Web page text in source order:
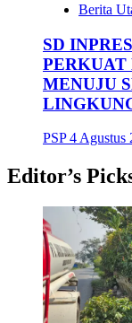
Berita
SD
MENUJU
PSP4 Agustus
Editor’s